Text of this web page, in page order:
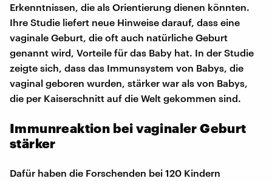
Erkenntnissen, die als Orientierung dienen könnten.
Ihre Studie liefert neue Hinweise darauf, dass eine
vaginale Geburt, die oft auch natürliche Geburt
genannt wird, Vorteile für das Baby hat. In der Studie
zeigte sich, dass das Immunsystem von Babys, die
vaginal geboren wurden, stärker war als von Babys,
die per Kaiserschnitt auf die Welt gekommen sind.
Immunreaktion bei vaginaler Geburt
stärker
Dafür haben die Forschenden bei 120 Kindern